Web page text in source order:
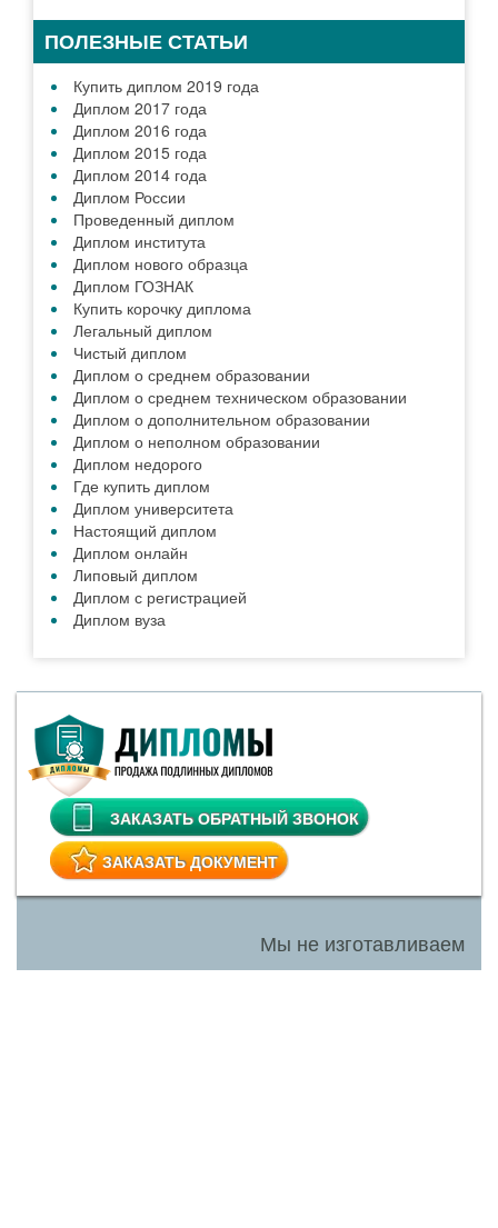
ПОЛЕЗНЫЕ СТАТЬИ
Купить диплом 2019 года
Диплом 2017 года
Диплом 2016 года
Диплом 2015 года
Диплом 2014 года
Диплом России
Проведенный диплом
Диплом института
Диплом нового образца
Диплом ГОЗНАК
Купить корочку диплома
Легальный диплом
Чистый диплом
Диплом о среднем образовании
Диплом о среднем техническом образовании
Диплом о дополнительном образовании
Диплом о неполном образовании
Диплом недорого
Где купить диплом
Диплом университета
Настоящий диплом
Диплом онлайн
Липовый диплом
Диплом с регистрацией
Диплом вуза
ЗАКАЗАТЬ ОБРАТНЫЙ ЗВОНОК
ЗАКАЗАТЬ ДОКУМЕНТ
Мы не изготавливаем